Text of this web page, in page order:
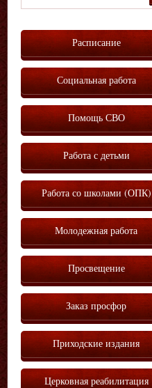
Расписание
Социальная работа
Помощь СВО
Работа с детьми
Работа со школами (ОПК)
Молодежная работа
Просвещение
Заказ просфор
Приходские издания
Церковная реабилитация